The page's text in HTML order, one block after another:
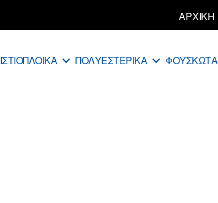
ΑΡΧΙΚΗ
ΙΣΤΙΟΠΛΟΙΚΑ ΠΟΛΥΕΣΤΕΡΙΚΑ ΦΟΥΣΚΩΤΑ